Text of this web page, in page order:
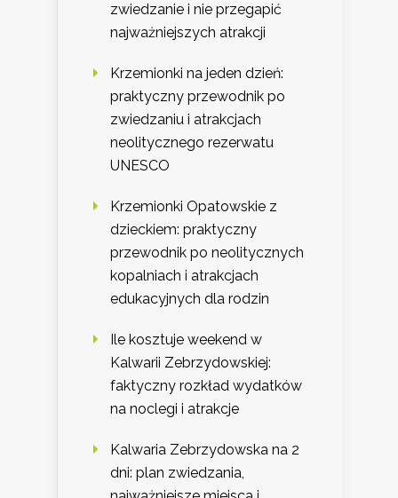
zwiedzanie i nie przegapić
najważniejszych atrakcji
Krzemionki na jeden dzień:
praktyczny przewodnik po
zwiedzaniu i atrakcjach
neolitycznego rezerwatu
UNESCO
Krzemionki Opatowskie z
dzieckiem: praktyczny
przewodnik po neolitycznych
kopalniach i atrakcjach
edukacyjnych dla rodzin
Ile kosztuje weekend w
Kalwarii Zebrzydowskiej:
faktyczny rozkład wydatków
na noclegi i atrakcje
Kalwaria Zebrzydowska na 2
dni: plan zwiedzania,